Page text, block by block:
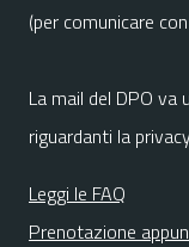
(per comunicare
La mail del DPO va
riguardanti la privacy
Leggi le FAQ
Prenotazione